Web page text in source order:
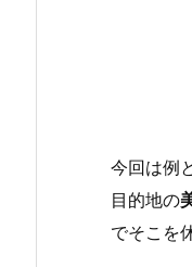
今回は例
目的地の
でそこを